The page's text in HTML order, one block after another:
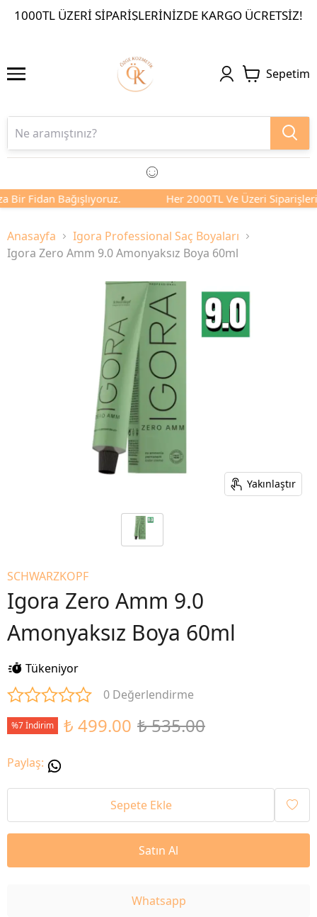
1000TL ÜZERI SIPARIŞLERINIZDE KARGO ÜCRETSIZ!
Sepetim
Bir Fidan Bağışlıyoruz. Her 2000TL Ve Üzeri
Anasayfa
Igora Professional Saç Boyaları
Igora Zero Amm 9.0 Amonyaksız Boya 60ml
Yakınlaştır
SCHWARZKOPF
Igora Zero Amm 9.0
Amonyaksız Boya 60ml
Tükeniyor
0 Değerlendirme
%7 İndirim ₺ 499.00 ₺ 535.00
Paylaş:
Sepete Ekle
Satın Al
Whatsapp